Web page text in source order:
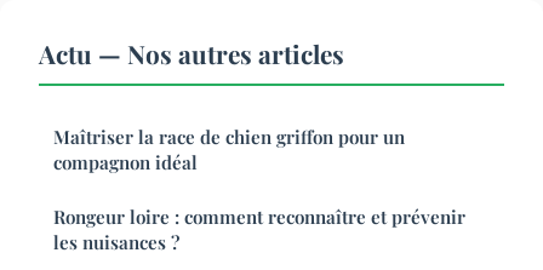
Actu — Nos autres articles
Maîtriser la race de chien griffon pour un
compagnon idéal
Rongeur loire : comment reconnaître et prévenir
les nuisances ?